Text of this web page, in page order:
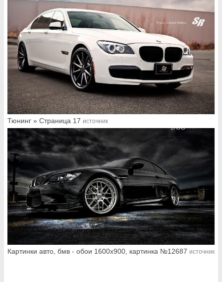
Тюнинг » Страница 17 источник
Картинки авто, бмв - обои 1600x900, картинка №12687 источник